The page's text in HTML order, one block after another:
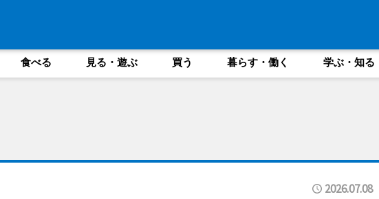
食べる 見る・遊ぶ 買う 暮らす・働く 学ぶ・知る
2026.07.08